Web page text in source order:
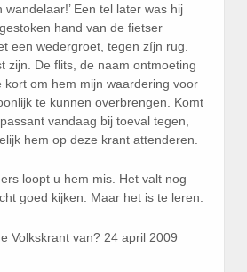
wandelaar!’ Een tel later was hij
hand van de fietser
een wedergroet, tegen zíjn rug.
zijn. De flits, de naam ontmoeting
kort om hem mijn waardering voor
te kunnen overbrengen. Komt
vandaag bij toeval tegen,
hem op deze krant attenderen.
loopt u hem mis. Het valt nog
goed kijken. Maar het is te leren.
Volkskrant van? 24 april 2009